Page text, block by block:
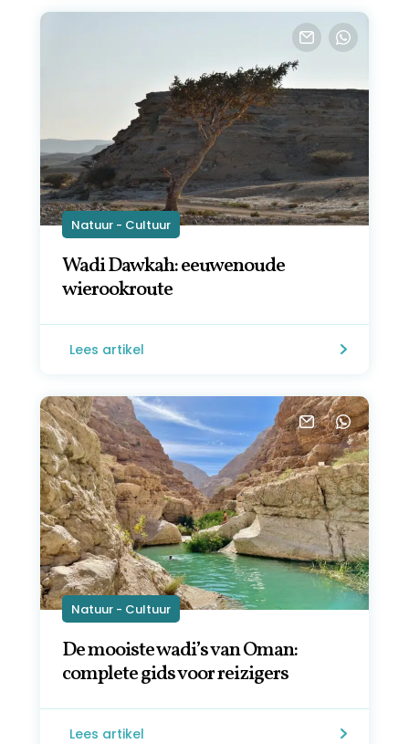
Natuur - Cultuur
Wadi Dawkah: eeuwenoude
wierookroute
Lees artikel
Natuur - Cultuur
De mooiste wadi’s van Oman:
complete gids voor reizigers
Lees artikel